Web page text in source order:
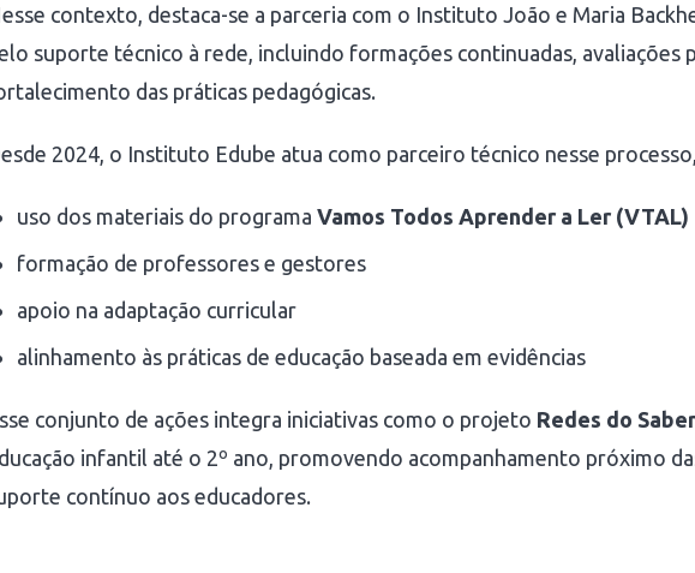
contexto, destaca-se a parceria com o Instituto João e Maria
suporte técnico à rede, incluindo formações continuadas, avaliações
das práticas pedagógicas.
2024, o Instituto Edube atua como parceiro técnico nesse
uso dos materiais do programa Vamos Todos Aprender a Ler (VTAL)
formação de professores e gestores
apoio na adaptação curricular
alinhamento às práticas de educação baseada em evidências
conjunto de ações integra iniciativas como o projeto Redes do Saber
infantil até o 2º ano, promovendo acompanhamento próximo
contínuo aos educadores.